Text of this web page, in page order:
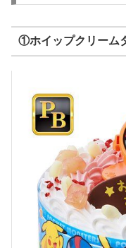
①ホイップクリーム